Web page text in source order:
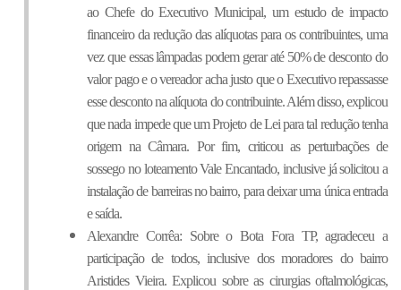
ao Chefe do Executivo Municipal, um estudo de impacto
financeiro da redução das alíquotas para os contribuintes, uma
vez que essas lâmpadas podem gerar até 50% de desconto do
valor pago e o vereador acha justo que o Executivo repassasse
esse desconto na alíquota do contribuinte. Além disso, explicou
que nada impede que um Projeto de Lei para tal redução tenha
origem na Câmara. Por fim, criticou as perturbações de
sossego no loteamento Vale Encantado, inclusive já solicitou a
instalação de barreiras no bairro, para deixar uma única entrada
e saída.
Alexandre Corrêa: Sobre o Bota Fora TP, agradeceu a
participação de todos, inclusive dos moradores do bairro
Aristides Vieira. Explicou sobre as cirurgias oftalmológicas,